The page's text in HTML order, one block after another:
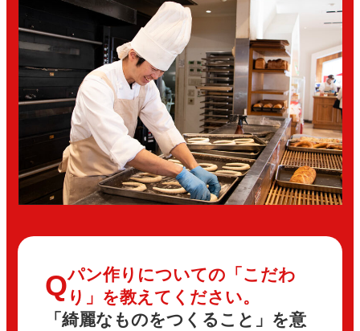
Qパン作りについての「こだわ
り」を教えてください。
「綺麗なものをつくること」を意